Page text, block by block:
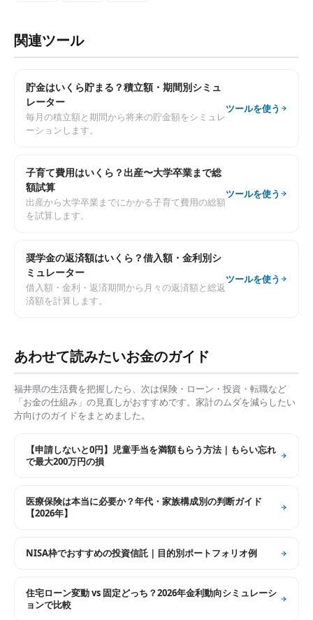
関連ツール
貯金はいくら貯まる？積立額・期間別シミュ
レーター
毎月の積立額と期間から将来の貯金額をシミュレ
ーションします。
ツールを使う
子育て費用はいくら？出産〜大学卒業まで総
額試算
出産から大学卒業までにかかる子育て費用の総額
を試算します。
ツールを使う
奨学金の返済額はいくら？借入額・金利別シ
ミュレーター
借入額・金利・返済期間から月々の返済額と総返
済額を計算します。
ツールを使う
あわせて読みたいお金のガイド
福井県の生活費を把握したら、次は保険・ローン・投資・転職など
「お金の仕組み」の見直しがおすすめです。家計のムダを減らしたい
方向けのガイドをまとめました。
【申請しないと0円】児童手当を満額もらう方法｜もらい忘れ
で最大200万円の損
医療保険は本当に必要か？年代・家族構成別の判断ガイド
【2026年】
NISA枠でおすすめの投資信託｜目的別ポートフォリオ例
住宅ローン変動 vs 固定どっち？2026年金利動向シミュレーシ
ョンで比較